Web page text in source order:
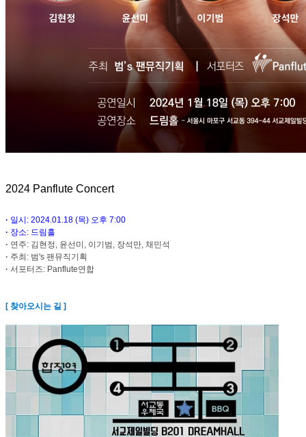
2024 Panflute Concert
· 일시: 2024.01.18 (목) 오후 7:00
· 장소: 드림홀
· 연주: 김현정, 윤선미, 이기범, 장석만, 채민석
· 주최: 범's 팬뮤직기획
· 서포터즈: Panflute연합
[ 찾아오시는 길 ]